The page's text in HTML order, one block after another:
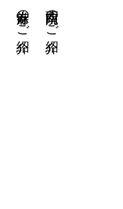
西南院のご紹介
當麻寺のご紹介